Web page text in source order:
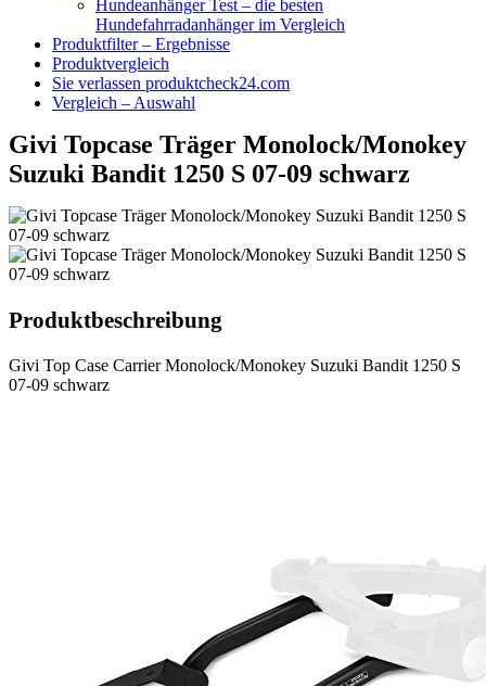
Hundeanhänger Test – die besten
Hundefahrradanhänger im Vergleich
Produktfilter – Ergebnisse
Produktvergleich
Sie verlassen produktcheck24.com
Vergleich – Auswahl
Givi Topcase Träger Monolock/Monokey
Suzuki Bandit 1250 S 07-09 schwarz
Produktbeschreibung
Givi Top Case Carrier Monolock/Monokey Suzuki Bandit 1250 S
07-09 schwarz